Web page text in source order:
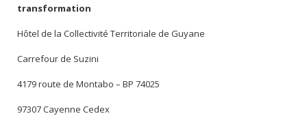
transformation
Hôtel de la Collectivité Territoriale de Guyane
Carrefour de Suzini
4179 route de Montabo – BP 74025
97307 Cayenne Cedex